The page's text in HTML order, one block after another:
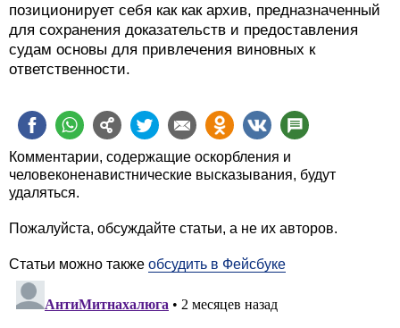
позиционирует себя как как архив, предназначенный
для сохранения доказательств и предоставления
судам основы для привлечения виновных к
ответственности.
Комментарии, содержащие оскорбления и
человеконенавистнические высказывания, будут
удаляться.
Пожалуйста, обсуждайте статьи, а не их авторов.
Статьи можно также обсудить в Фейсбуке